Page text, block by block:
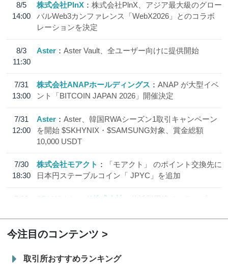
8/5
14:00
株式会社PlnX
株式会社PlnX、アジア最大級のグロー
バルWeb3カンファレンス「WebX2026」とのコラボ
レーションを決定
8/3
11:30
Aster Aster Vault、全ユーザー向けに提供開始
7/31
13:00
株式会社ANAPホールディングス
ANAP が大型イベ
ント「BITCOIN JAPAN 2026」開催決定
7/31
12:00
Aster
Aster、韓国RWAシーズン1取引キャンペーン
を開始 $SKHYNIX・$SAMSUNG対象、賞金総額
10,000 USDT
7/30
18:30
株式会社モアクト
「モアクト」 のポイント交換先に
日本円ステーブルコイン「 JPYC」を追加
7/29
SBI VCトレード株式会社
信託型円建てステーブル
今注目のコンテンツ
取引所おすすめランキング